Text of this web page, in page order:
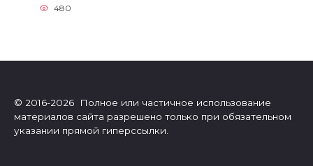
480
© 2016-2026 Полное или частичное использование
материалов сайта разрешено только при обязательном
указании прямой гиперссылки.